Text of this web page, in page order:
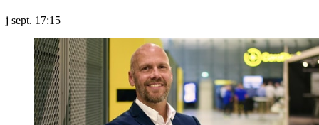
j sept. 17:15